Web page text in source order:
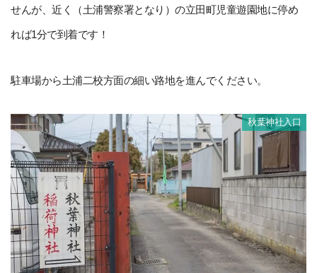
せんが、近く（土浦警察署となり）の立田町児童遊園地に停め
れば1分で到着です！
駐車場から土浦二校方面の細い路地を進んでください。
秋葉神社入口